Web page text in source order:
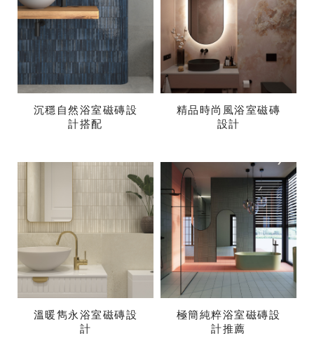
沉穩自然浴室磁磚設
計搭配
精品時尚風浴室磁磚
設計
溫暖雋永浴室磁磚設
計
極簡純粹浴室磁磚設
計推薦